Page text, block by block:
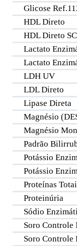
Glicose
HDL Direto
HDL Direto SC
Lactato
Lactato
LDH UV
LDL Direto
Lipase Direta
Magnésio
Magnésio
Padrão
Potássio
Potássio
Proteínas
Proteinúria
Sódio
Soro Controle
Soro Controle